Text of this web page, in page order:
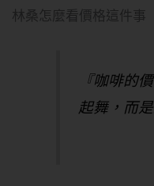
林桑怎麼看價格這件事
『咖啡的
起舞，而